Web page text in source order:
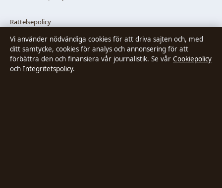
Rättelsepolicy
Faktagranskningspolicy
Ägande & finansiering
Vi använder nödvändiga cookies för att driva sajten och, med
ditt samtycke, cookies för analys och annonsering för att
förbättra den och finansiera vår journalistik. Se vår Cookiepolicy
och Integritetspolicy.